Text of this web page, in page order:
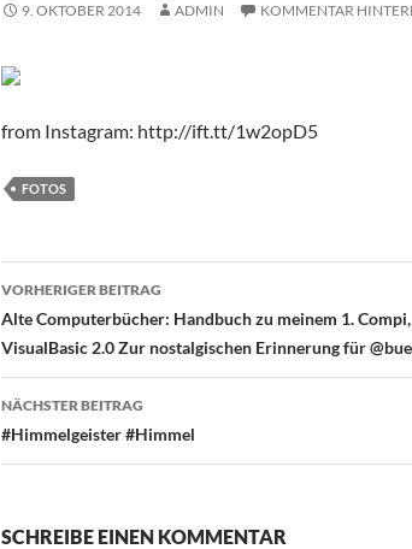
9. OKTOBER 2014 ADMIN KOMMENTAR
from Instagram: http://ift.tt/1w2opD5
FOTOS
Beitragsnavigation
VORHERIGER BEITRAG
Alte Computerbücher: Handbuch zu meinem 1.
VisualBasic 2.0 Zur nostalgischen Erinnerung für
NÄCHSTER BEITRAG
#Himmelgeister #Himmel
SCHREIBE EINEN KOMMENTAR